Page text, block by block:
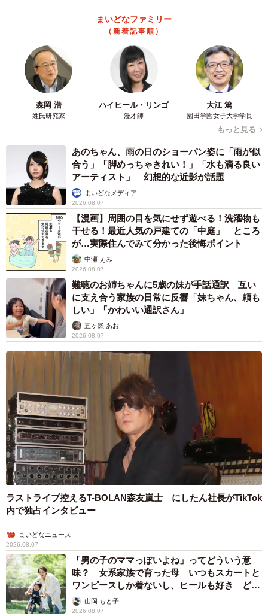
まいどなファミリー
（新着記事順）
森岡 浩
姓氏研究家
ハイヒール・リンゴ
漫才師
大江 篤
園田学園女子大学学長
もっと見る
あのちゃん、雨の日のショーパン姿に「雨が似
合う」「脚めっちゃきれい！」「水も滴る良い
アーティスト」 幻想的な近影が話題
まいどなメディア
2026.08.07
【漫画】周囲の目を気にせず遊べる！洗濯物も
干せる！最近人気の戸建ての「中庭」 ところ
が…実際住んでみて分かった後悔ポイント
中瀬 えみ
2026.08.07
難聴のお姉ちゃんに5歳の妹が手話通訳 互い
に支え合う家族の日常に反響「妹ちゃん、頼も
しい」「かわいい通訳さん」
五ヶ瀬 あお
2026.08.07
ラストライブ控えるT-BOLAN森友嵐士 にしたん社長がTikTok
内で独占インタビュー
まいどなニュース
2026.08.07
「男の子のママっぽいよね」ってどういう意
味？ 女系家族で育った母 いつもスカートと
ワンピースしか着ないし、ヒールも好き どの
へんが…
山岡 もと子
2026.08.07